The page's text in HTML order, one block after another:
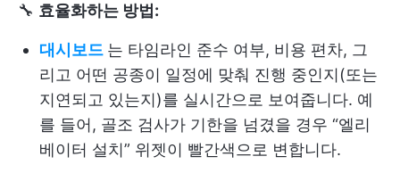
🔧 효율화하는 방법:
대시보드 는 타임라인 준수 여부, 비용 편차, 그
리고 어떤 공종이 일정에 맞춰 진행 중인지(또는
지연되고 있는지)를 실시간으로 보여줍니다. 예
를 들어, 골조 검사가 기한을 넘겼을 경우 “엘리
베이터 설치” 위젯이 빨간색으로 변합니다.